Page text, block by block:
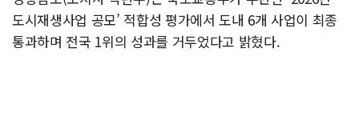
도시재생사업 공모’ 적합성 평가에서 도내 6개 사업이 최종
통과하며 전국 1위의 성과를 거두었다고 밝혔다.